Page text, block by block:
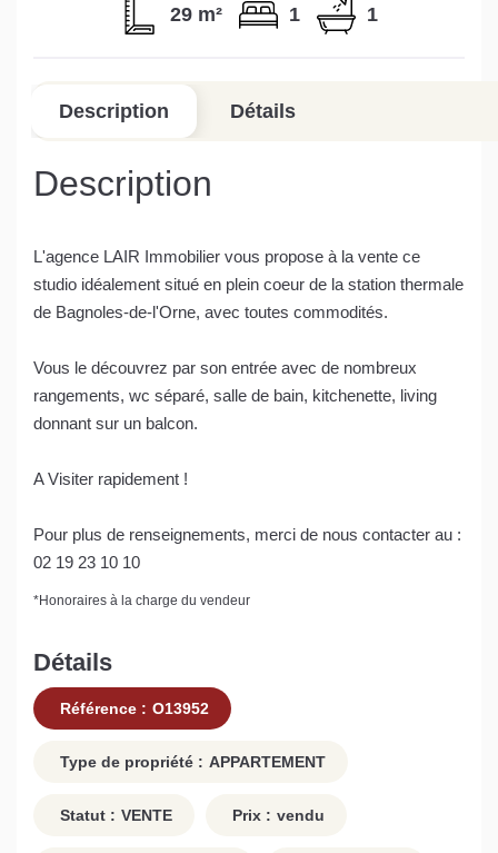
29 m² 1 1
Description Détails
Description
L'agence LAIR Immobilier vous propose à la vente ce
studio idéalement situé en plein coeur de la station thermale
de Bagnoles-de-l'Orne, avec toutes commodités.
Vous le découvrez par son entrée avec de nombreux
rangements, wc séparé, salle de bain, kitchenette, living
donnant sur un balcon.
A Visiter rapidement !
Pour plus de renseignements, merci de nous contacter au :
02 19 23 10 10
*Honoraires à la charge du vendeur
Détails
Référence : O13952
Type de propriété : APPARTEMENT
Statut : VENTE Prix : vendu